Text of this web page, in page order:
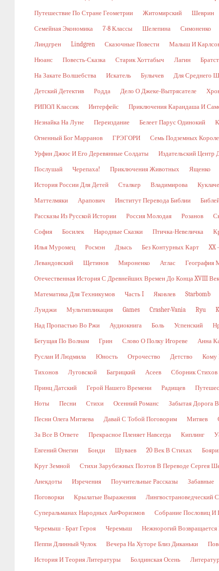
Путешествие По Стране Геометрии Житомирский Шеврин
Семейная Экономика 7-8 Классы Шелепина Симоненко
Линдгрен Lindgren Сказочные Повести Малыш И
Нюанс Повесть-Сказка Старик Хоттабыч Лагин
На Закате Волшебства Искатель Булычев Для Среднего
Детский Детектив Родда Дело О Джеке-Вытрясателе
РИПОЛ Классик Интерфейс Приключения Карандаша И
Незнайка На Луне Переиздание Белеет Парус Одинокий
Огненный Бог Марранов ГРЭГОРИ Семь Подземных
Урфин Джюс И Его Деревянные Солдаты Издательский Центр
Послушай Черепаха! Приключения Животных Ященко
История России Для Детей Сталкер Владимирова
Маттелмяки Арапович Институт Перевода Библии
Рассказы Из Русской Истории Россия Молодая Розанов
София Босилек Народные Сказки Птичка-Невеличка
Илья Муромец Росмэн Дзысь Без Контурных Карт XX
Левандовский Щетинов Мироненко Атлас География
Отечественная История С Древнейших Времен До Конца XVIII
Математика Для Техникумов Часть I Яковлев Starbomb
Луиджи Мультипликация Games Crasher-Vania Ryu
Над Пропастью Во Ржи Аудиокнига Боль Успенский
Бегущая По Волнам Грин Слово О Полку Игореве Анна
Руслан И Людмила Юность Отрочество Детство Кому
Тихонов Луговской Багрицкий Асеев Сборник Стихов
Принц Датский Герой Нашего Времени Радищев
Ноты Песни Стихи Осенний Романс Забытая Дорога
Песни Олега Митяева Давай С Тобой Поговорим Митяев
За Все В Ответе Прекрасное Пленяет Навсегда Киплинг
Евгений Онегин Бонди Шуваев 20 Век В Стихах
Круг Земной Стихи Зарубежных Поэтов В Переводе Сергея
Анекдоты Изречения Поучительные Рассказы Забавные
Поговорки Крылатые Выражения Лингвострановедческий
Суперальманах Народных АиФоризмов Собрание Пословиц И
Черемыш - Брат Героя Черемыш Нежнорогий
Пеппи Длинный Чулок Вечера На Хуторе Близ Диканьки
История И Теория Литературы Болдинская Осень